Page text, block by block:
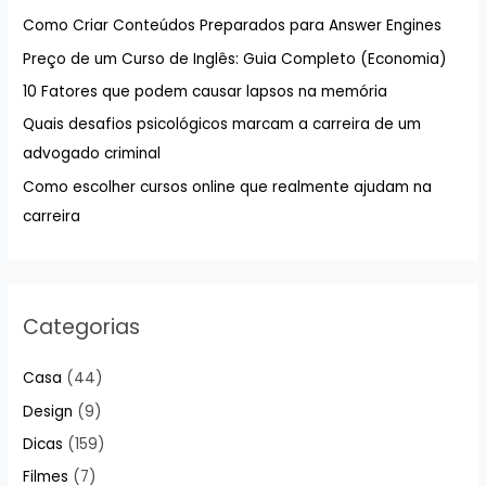
r
p
o
r
:
Como Criar Conteúdos Preparados para Answer Engines
Preço de um Curso de Inglês: Guia Completo (Economia)
10 Fatores que podem causar lapsos na memória
Quais desafios psicológicos marcam a carreira de um
advogado criminal
Como escolher cursos online que realmente ajudam na
carreira
Categorias
Casa (44)
Design (9)
Dicas (159)
Filmes (7)